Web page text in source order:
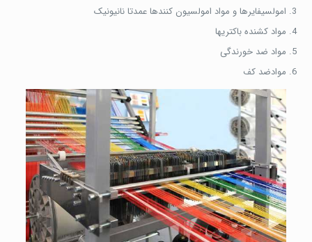
امولسیفایرها و مواد امولسیون کنندها عمدتا نانیونیک
مواد کشنده باکتریها
مواد ضد خورندگی
موادضد کف